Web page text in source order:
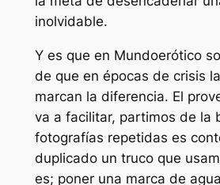
inolvidable.
Y es que en Mundoerótico
de que en épocas de crisis
marcan la diferencia. El
va a facilitar, partimos de la
fotografías repetidas es
duplicado un truco que
es; poner una marca de